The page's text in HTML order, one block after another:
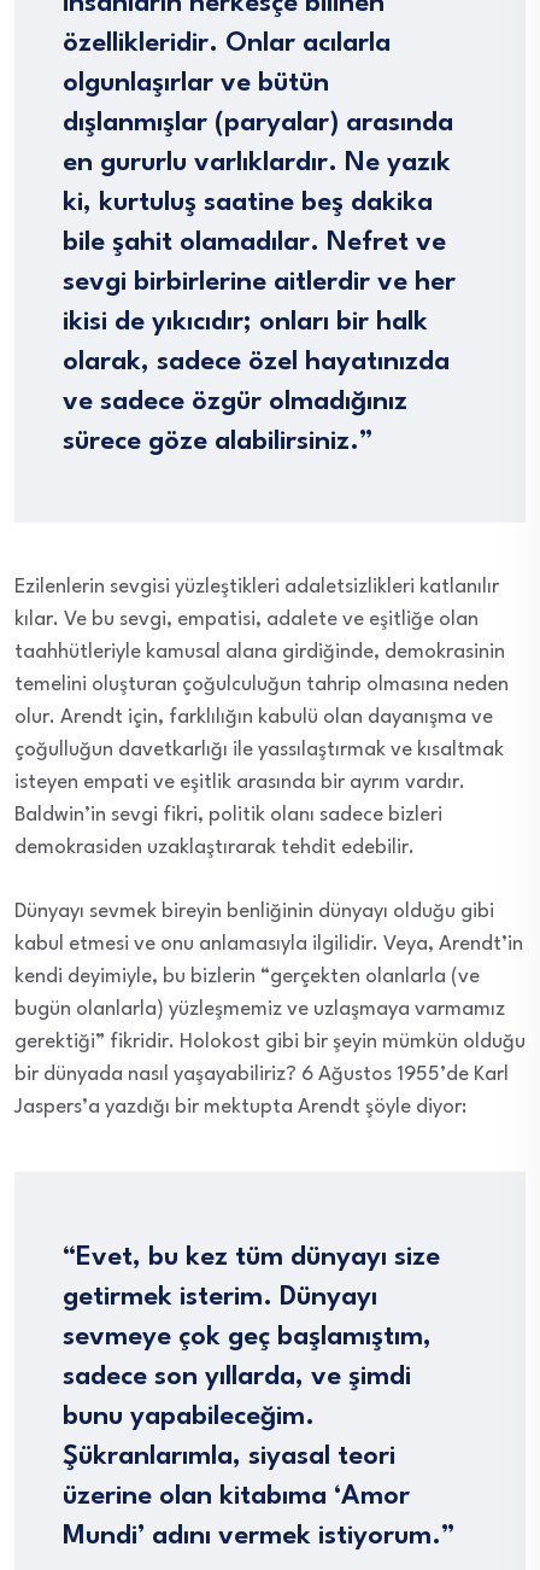
özellikleridir. Onlar acılarla
olgunlaşırlar ve bütün
dışlanmışlar (paryalar) arasında
en gururlu varlıklardır. Ne yazık
ki, kurtuluş saatine beş dakika
bile şahit olamadılar. Nefret ve
sevgi birbirlerine aitlerdir ve her
ikisi de yıkıcıdır; onları bir halk
olarak, sadece özel hayatınızda
ve sadece özgür olmadığınız
sürece göze alabilirsiniz.”
Ezilenlerin sevgisi yüzleştikleri adaletsizlikleri katlanılır
kılar. Ve bu sevgi, empatisi, adalete ve eşitliğe olan
taahhütleriyle kamusal alana girdiğinde, demokrasinin
temelini oluşturan çoğulculuğun tahrip olmasına neden
olur. Arendt için, farklılığın kabulü olan dayanışma ve
çoğulluğun davetkarlığı ile yassılaştırmak ve kısaltmak
isteyen empati ve eşitlik arasında bir ayrım vardır.
Baldwin’in sevgi fikri, politik olanı sadece bizleri
demokrasiden uzaklaştırarak tehdit edebilir.
Dünyayı sevmek bireyin benliğinin dünyayı olduğu gibi
kabul etmesi ve onu anlamasıyla ilgilidir. Veya, Arendt’in
kendi deyimiyle, bu bizlerin “gerçekten olanlarla (ve
bugün olanlarla) yüzleşmemiz ve uzlaşmaya varmamız
gerektiği” fikridir. Holokost gibi bir şeyin mümkün olduğu
bir dünyada nasıl yaşayabiliriz? 6 Ağustos 1955’de Karl
Jaspers’a yazdığı bir mektupta Arendt şöyle diyor:
“Evet, bu kez tüm dünyayı size
getirmek isterim. Dünyayı
sevmeye çok geç başlamıştım,
sadece son yıllarda, ve şimdi
bunu yapabileceğim.
Şükranlarımla, siyasal teori
üzerine olan kitabıma ‘Amor
Mundi’ adını vermek istiyorum.”